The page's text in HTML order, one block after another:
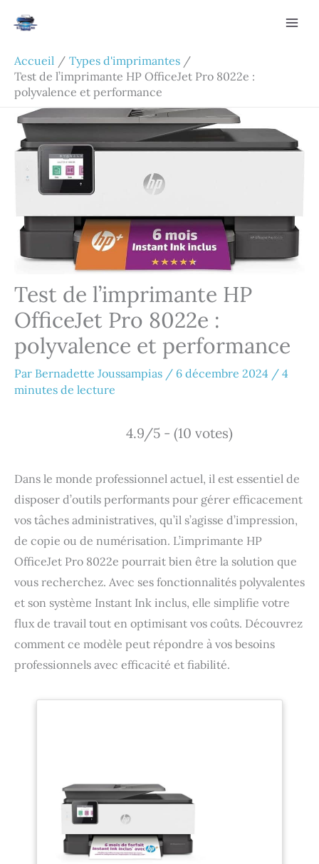
Accueil
Types d'imprimantes
Test de l’imprimante HP OfficeJet Pro 8022e :
polyvalence et performance
Test de l’imprimante HP
OfficeJet Pro 8022e :
polyvalence et performance
Par Bernadette Joussampias / 6 décembre 2024 / 4
minutes de lecture
4.9/5 - (10 votes)
Dans le monde professionnel actuel, il est essentiel de
disposer d’outils performants pour gérer efficacement
vos tâches administratives, qu’il s’agisse d’impression,
de copie ou de numérisation. L’imprimante HP
OfficeJet Pro 8022e pourrait bien être la solution que
vous recherchez. Avec ses fonctionnalités polyvalentes
et son système Instant Ink inclus, elle simplifie votre
flux de travail tout en optimisant vos coûts. Découvrez
comment ce modèle peut répondre à vos besoins
professionnels avec efficacité et fiabilité.
Rechercher